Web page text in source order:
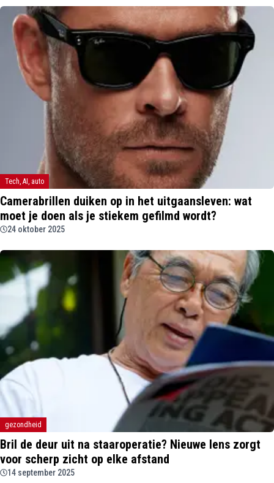
Tech, AI, auto
Camerabrillen duiken op in het uitgaansleven: wat
moet je doen als je stiekem gefilmd wordt?
24 oktober 2025
gezondheid
Bril de deur uit na staaroperatie? Nieuwe lens zorgt
voor scherp zicht op elke afstand
14 september 2025